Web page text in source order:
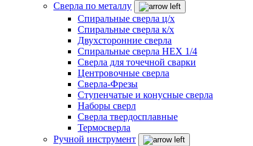
Сверла по металлу
Спиральные сверла ц/х
Спиральные сверла к/х
Двухсторонние сверла
Спиральные сверла HEX 1/4
Сверла для точечной сварки
Центровочные сверла
Сверла-Фрезы
Ступенчатые и конусные сверла
Наборы сверл
Сверла твердосплавные
Термосверла
Ручной инструмент